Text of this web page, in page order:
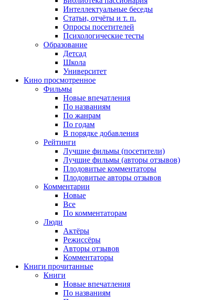
Интеллектуальные беседы
Статьи, отчёты и т. п.
Опросы посетителей
Психологические тесты
Образование
Детсад
Школа
Университет
Кино просмотренное
Фильмы
Новые впечатления
По названиям
По жанрам
По годам
В порядке добавления
Рейтинги
Лучшие фильмы (посетители)
Лучшие фильмы (авторы отзывов)
Плодовитые комментаторы
Плодовитые авторы отзывов
Комментарии
Новые
Все
По комментаторам
Люди
Актёры
Режиссёры
Авторы отзывов
Комментаторы
Книги прочитанные
Книги
Новые впечатления
По названиям